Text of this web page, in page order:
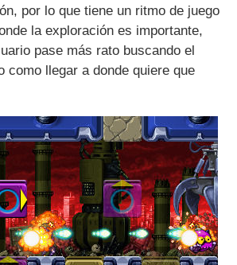
por lo que tiene un ritmo de juego
la exploración es importante,
pase más rato buscando el
como llegar a donde quiere que